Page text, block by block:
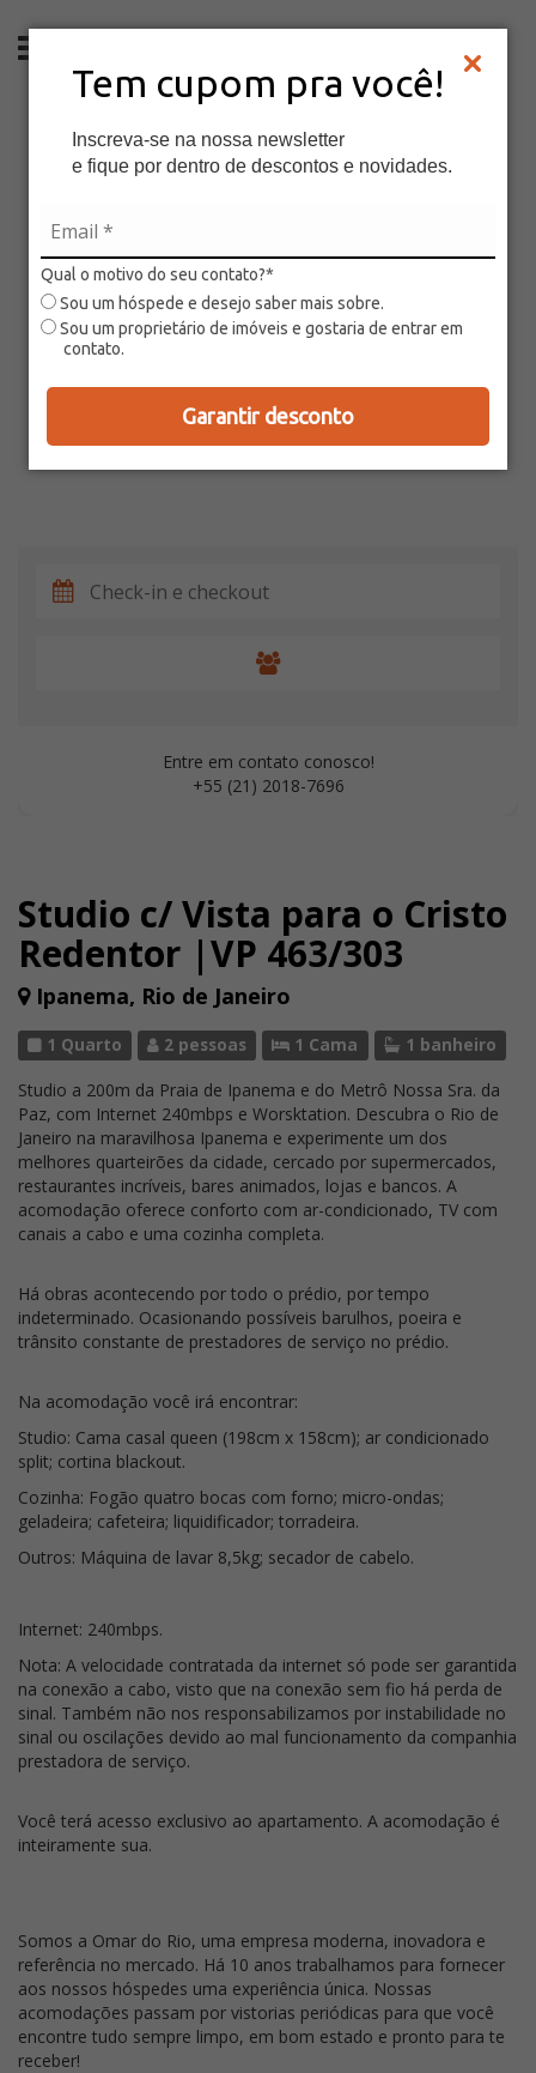
Tem cupom pra você!
Inscreva-se na nossa newsletter
e fique por dentro de descontos e novidades.
Qual o motivo do seu contato?*
Sou um hóspede e desejo saber mais sobre.
Sou um proprietário de imóveis e gostaria de entrar em
contato.
Garantir desconto
Studio c/ Vista para o Cristo
Redentor |VP 463/303
Ipanema, Rio de Janeiro
1 Quarto 2 pessoas 1 Cama 1 banheiro
Studio a 200m da Praia de Ipanema e do Metrô Nossa Sra. da
Paz, com Internet 240mbps e Worsktation. Descubra o Rio de
Janeiro na maravilhosa Ipanema e experimente um dos
melhores quarteirões da cidade, cercado por supermercados,
restaurantes incríveis, bares animados, lojas e bancos. A
acomodação oferece conforto com ar-condicionado, TV com
canais a cabo e uma cozinha completa.
Há obras acontecendo por todo o prédio, por tempo
indeterminado. Ocasionando possíveis barulhos, poeira e
trânsito constante de prestadores de serviço no prédio.
Na acomodação você irá encontrar:
Studio: Cama casal queen (198cm x 158cm); ar condicionado
split; cortina blackout.
Cozinha: Fogão quatro bocas com forno; micro-ondas;
geladeira; cafeteira; liquidificador; torradeira.
Outros: Máquina de lavar 8,5kg; secador de cabelo.
Internet: 240mbps.
Nota: A velocidade contratada da internet só pode ser garantida
na conexão a cabo, visto que na conexão sem fio há perda de
sinal. Também não nos responsabilizamos por instabilidade no
sinal ou oscilações devido ao mal funcionamento da companhia
prestadora de serviço.
Você terá acesso exclusivo ao apartamento. A acomodação é
inteiramente sua.
Somos a Omar do Rio, uma empresa moderna, inovadora e
referência no mercado. Há 10 anos trabalhamos para fornecer
aos nossos hóspedes uma experiência única. Nossas
acomodações passam por vistorias periódicas para que você
encontre tudo sempre limpo, em bom estado e pronto para te
receber!
Entre em contato conosco!
+55 (21) 2018-7696